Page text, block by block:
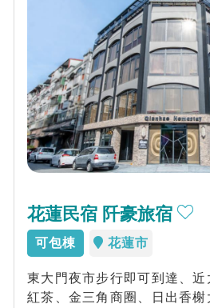
花蓮民宿 阡豪旅宿
可包棟 花蓮市
東大門夜市步行即可到達、
紅茶、金三角商圈、日出香榭